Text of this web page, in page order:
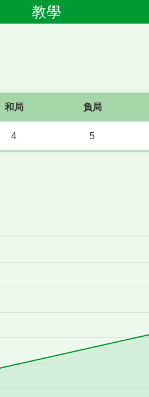
教學
和局 負局
4 5